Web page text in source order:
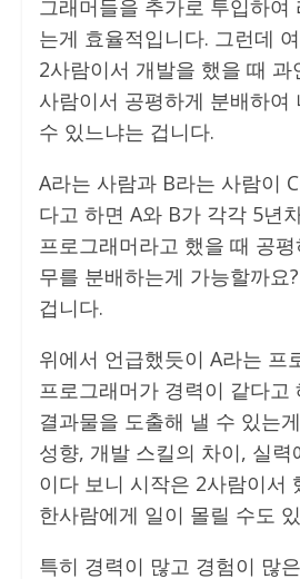
그래머들을 추가로 투입하여
는게 효율적입니다. 그런데
2사람이서 개발을 했을 때 과
사람이서 공평하게 분배하여
수 있느냐는 겁니다.
A라는 사람과 B라는 사람이
다고 하면 A와 B가 각각 5년
프로그래머라고 했을 때 공평
무를 분배하는게 가능할까요
겁니다.
위에서 언급했듯이 A라는 프
프로그래머가 경력이 같다고
결과물을 도출해 낼 수 있는
성향, 개발 스킬의 차이, 실력
이다 보니 시작은 2사람이서
한사람에게 일이 몰릴 수도
특히 경력이 많고 경험이 많